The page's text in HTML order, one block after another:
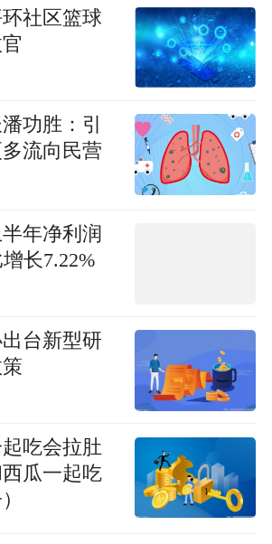
社区篮球
功胜：引
流向民营
年净利润
长7.22%
台新型研
吃会拉肚
瓜一起吃